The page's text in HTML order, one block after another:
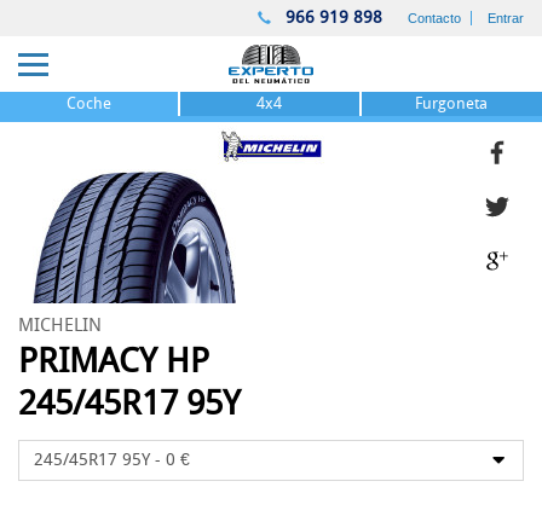
966 919 898 Contacto Entrar
Coche 4x4 Furgoneta
MICHELIN
PRIMACY HP
245/45R17 95Y